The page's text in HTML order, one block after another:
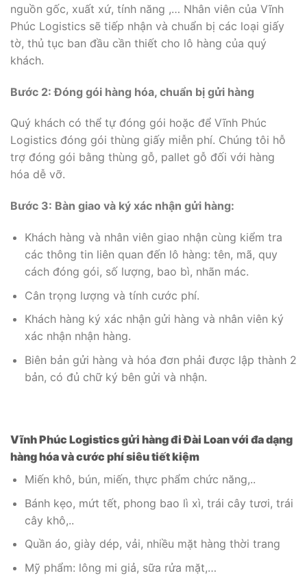
nguồn gốc, xuất xứ, tính năng ,… Nhân viên của Vĩnh
Phúc Logistics sẽ tiếp nhận và chuẩn bị các loại giấy
tờ, thủ tục ban đầu cần thiết cho lô hàng của quý
khách.
Bước 2: Đóng gói hàng hóa, chuẩn bị gửi hàng
Quý khách có thể tự đóng gói hoặc để Vĩnh Phúc
Logistics đóng gói thùng giấy miễn phí. Chúng tôi hỗ
trợ đóng gói bằng thùng gỗ, pallet gỗ đối với hàng
hóa dễ vỡ.
Bước 3: Bàn giao và ký xác nhận gửi hàng:
Khách hàng và nhân viên giao nhận cùng kiểm tra
các thông tin liên quan đến lô hàng: tên, mã, quy
cách đóng gói, số lượng, bao bì, nhãn mác.
Cân trọng lượng và tính cước phí.
Khách hàng ký xác nhận gửi hàng và nhân viên ký
xác nhận nhận hàng.
Biên bản gửi hàng và hóa đơn phải được lập thành 2
bản, có đủ chữ ký bên gửi và nhận.
Vĩnh Phúc Logistics gửi hàng đi Đài Loan với đa dạng
hàng hóa và cước phí siêu tiết kiệm
Miến khô, bún, miến, thực phẩm chức năng,..
Bánh kẹo, mứt tết, phong bao lì xì, trái cây tươi, trái
cây khô,..
Quần áo, giày dép, vải, nhiều mặt hàng thời trang
Mỹ phẩm: lông mi giả, sữa rửa mặt,…